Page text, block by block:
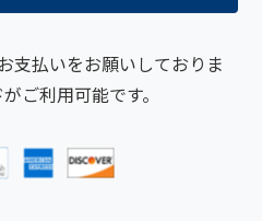
支払いをお願いしておりま
ご利用可能です。